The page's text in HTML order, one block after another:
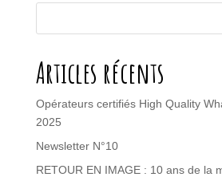
Articles récents
Opérateurs certifiés High Quality
2025
Newsletter N°10
RETOUR EN IMAGE : 10 ans de la